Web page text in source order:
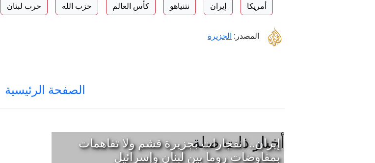
أمريكا إيران نتنياهو كأس العالم حزب الله حرب لبنان
المصدر: الجزيرة
الصفحة الرئيسية
أخبار ذات صلة
إيران.. انفجارات بجزيرة قشم ولا تفاهمات
بمفاوضات روما بين لبنان وإسرائيل